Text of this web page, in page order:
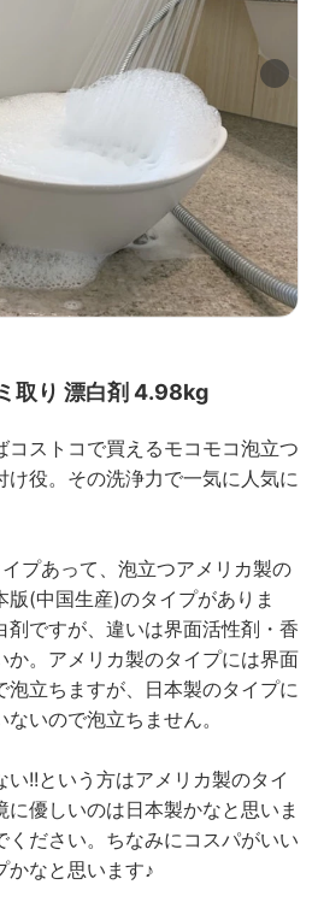
取り 漂白剤 4.98kg
コストコで買えるモコモコ泡立つ
け役。その洗浄力で一気に人気に
プあって、泡立つアメリカ製の
版(中国生産)のタイプがありま
剤ですが、違いは界面活性剤・香
か。アメリカ製のタイプには界面
泡立ちますが、日本製のタイプに
いので泡立ちません。
!!という方はアメリカ製のタイ
優しいのは日本製かなと思いま
ください。ちなみにコスパがいい
かなと思います♪